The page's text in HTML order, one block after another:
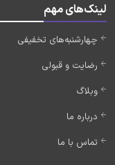
لینک‌های مهم
چهارشنبه‌های تخفیفی
رضایت و قبولی
وبلاگ
درباره ما
تماس با ما